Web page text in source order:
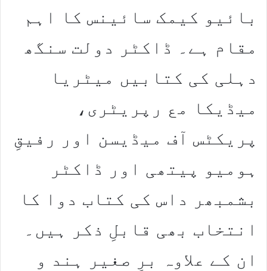
بائیو کیمک سائینس کا اہم
مقام ہے۔ ڈاکٹر دولت سنگھ
دہلی کی کتابیں میٹریا
میڈیکا مع رپریٹری،
پریکٹس آف میڈیسن اور رفیقِ
ہومیو پیتھی اور ڈاکٹر
بشمبھر داس کی کتاب دوا کا
انتخاب بھی قابلِ ذکر ہیں۔
ان کے علاوہ برِ صغیر ہند و